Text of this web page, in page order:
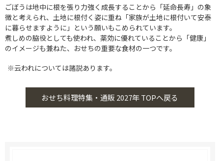
ごぼうは地中に根を張り力強く成長することから「延命長寿」の象
徴と考えられ、土地に根付く姿に重ね「家族が土地に根付いて安泰
に暮らせますように」という願いもこめられています。
煮しめの脇役としても使われ、薬効に優れていることから「健康」
のイメージも兼ねた、おせちの重要な食材の一つです。
※云われについては諸説あります。
おせち料理特集・通販 2027年 TOPへ戻る